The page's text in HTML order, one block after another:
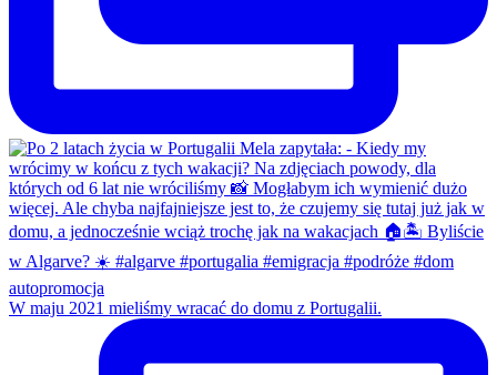
W maju 2021 mieliśmy wracać do domu z Portugalii.